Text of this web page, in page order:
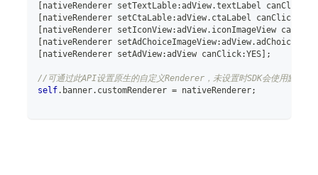
nativeRenderer setTextLable:adView.textLabel canClick
nativeRenderer setCtaLable:adView. ctaLabel canClick
nativeRenderer setIconView:adView. iconImageView
nativeRenderer setAdChoiceImageView:adView.
nativeRenderer setAdView:adView canClick:YES] ;
//可通过此API设置原生的自定义Renderer，未设置时SDK会使用默认模
self. banner. customRenderer = nativeRenderer;